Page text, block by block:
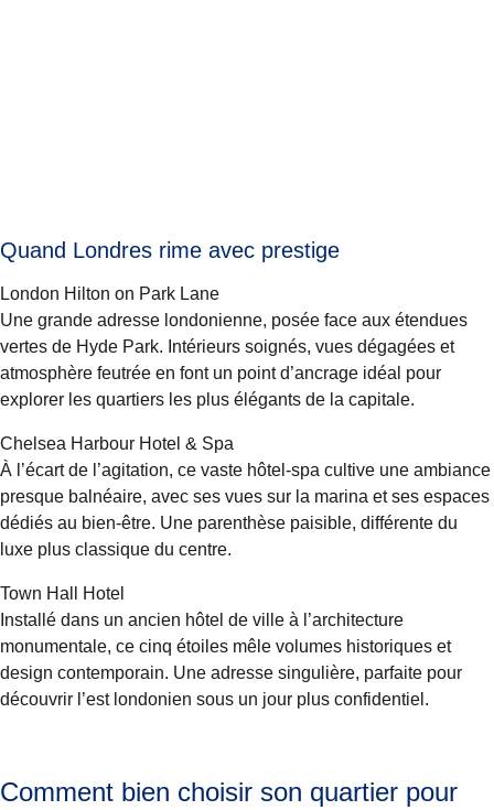
Quand Londres rime avec prestige
London Hilton on Park Lane
Une grande adresse londonienne, posée face aux étendues
vertes de Hyde Park. Intérieurs soignés, vues dégagées et
atmosphère feutrée en font un point d’ancrage idéal pour
explorer les quartiers les plus élégants de la capitale.
Chelsea Harbour Hotel & Spa
À l’écart de l’agitation, ce vaste hôtel-spa cultive une ambiance
presque balnéaire, avec ses vues sur la marina et ses espaces
dédiés au bien-être. Une parenthèse paisible, différente du
luxe plus classique du centre.
Town Hall Hotel
Installé dans un ancien hôtel de ville à l’architecture
monumentale, ce cinq étoiles mêle volumes historiques et
design contemporain. Une adresse singulière, parfaite pour
découvrir l’est londonien sous un jour plus confidentiel.
Comment bien choisir son quartier pour